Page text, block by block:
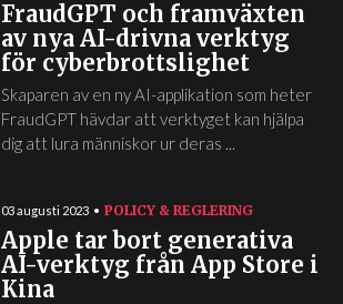
FraudGPT och framväxten
av nya AI-drivna verktyg
för cyberbrottslighet
Skaparen av en ny AI-applikation som heter
FraudGPT hävdar att verktyget kan hjälpa
dig att lura människor ur deras ...
03 augusti 2023 POLICY & REGLERING
Apple tar bort generativa
AI-verktyg från App Store i
Kina